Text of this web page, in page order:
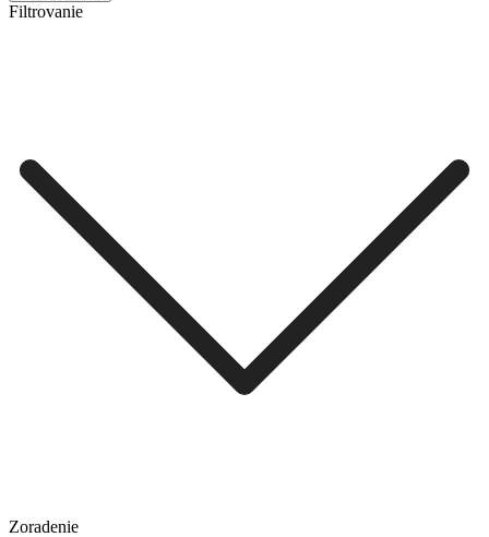
Filtrovanie
Zoradenie